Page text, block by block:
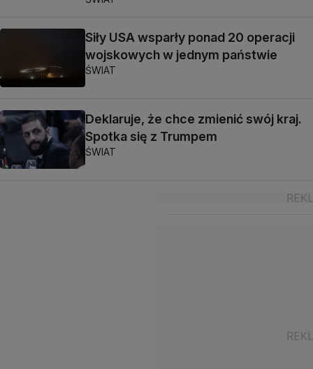
Siły USA wsparły ponad 20 operacji
wojskowych w jednym państwie
ŚWIAT
Deklaruje, że chce zmienić swój kraj.
Spotka się z Trumpem
ŚWIAT